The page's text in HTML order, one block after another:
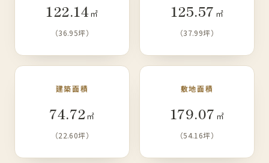
122.14㎡
（36.95坪）
125.57 ㎡
（37.99坪）
建築面積
74.72㎡
（22.60坪）
敷地面積
179.07 ㎡
（54.16坪）